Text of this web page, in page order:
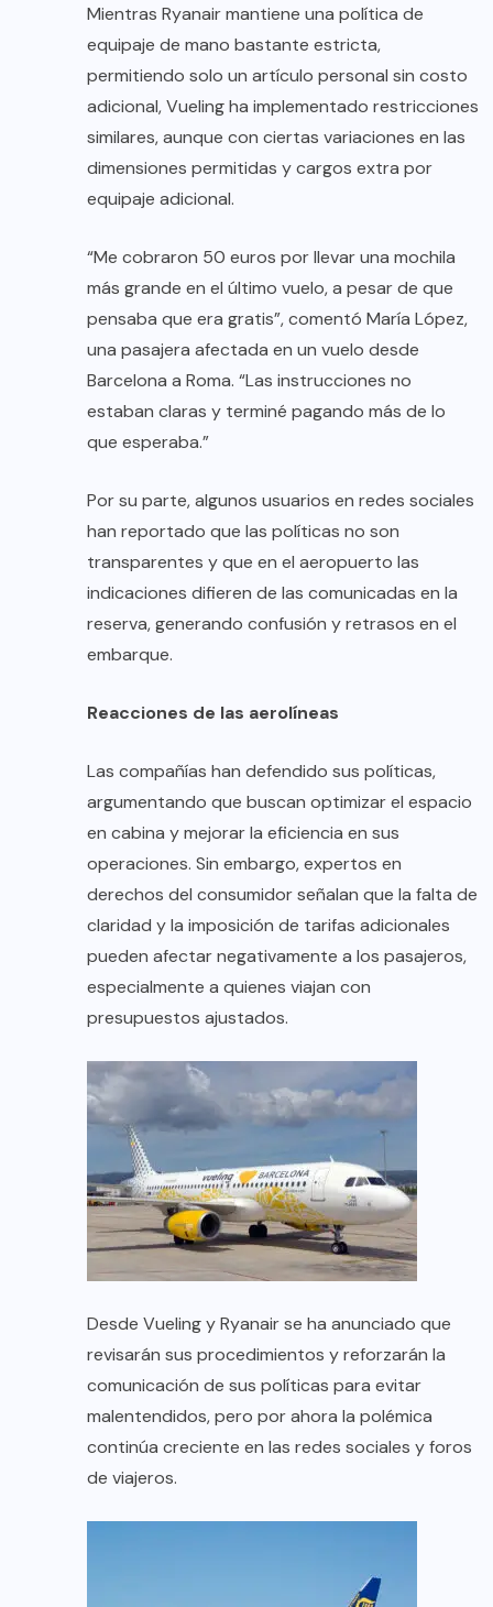
Mientras Ryanair mantiene una política de
equipaje de mano bastante estricta,
permitiendo solo un artículo personal sin costo
adicional, Vueling ha implementado restricciones
similares, aunque con ciertas variaciones en las
dimensiones permitidas y cargos extra por
equipaje adicional.
“Me cobraron 50 euros por llevar una mochila
más grande en el último vuelo, a pesar de que
pensaba que era gratis”, comentó María López,
una pasajera afectada en un vuelo desde
Barcelona a Roma. “Las instrucciones no
estaban claras y terminé pagando más de lo
que esperaba.”
Por su parte, algunos usuarios en redes sociales
han reportado que las políticas no son
transparentes y que en el aeropuerto las
indicaciones difieren de las comunicadas en la
reserva, generando confusión y retrasos en el
embarque.
Reacciones de las aerolíneas
Las compañías han defendido sus políticas,
argumentando que buscan optimizar el espacio
en cabina y mejorar la eficiencia en sus
operaciones. Sin embargo, expertos en
derechos del consumidor señalan que la falta de
claridad y la imposición de tarifas adicionales
pueden afectar negativamente a los pasajeros,
especialmente a quienes viajan con
presupuestos ajustados.
Desde Vueling y Ryanair se ha anunciado que
revisarán sus procedimientos y reforzarán la
comunicación de sus políticas para evitar
malentendidos, pero por ahora la polémica
continúa creciente en las redes sociales y foros
de viajeros.